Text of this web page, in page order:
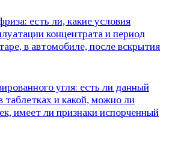
есть ли, какие условия
концентрата и период
в автомобиле, после вскрытия
угля: есть ли данный
таблетках и какой, можно ли
имеет ли признаки испорченный